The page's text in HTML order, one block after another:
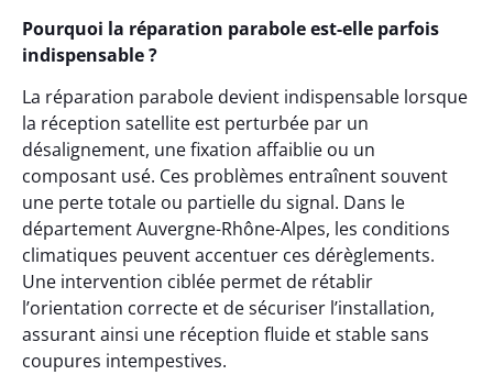
Pourquoi la réparation parabole est-elle parfois
indispensable ?
La réparation parabole devient indispensable lorsque
la réception satellite est perturbée par un
désalignement, une fixation affaiblie ou un
composant usé. Ces problèmes entraînent souvent
une perte totale ou partielle du signal. Dans le
département Auvergne-Rhône-Alpes, les conditions
climatiques peuvent accentuer ces dérèglements.
Une intervention ciblée permet de rétablir
l’orientation correcte et de sécuriser l’installation,
assurant ainsi une réception fluide et stable sans
coupures intempestives.